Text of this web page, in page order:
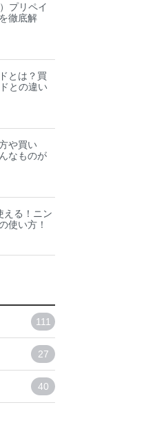
プリペイ
徹底解
とは？買
との違い
や買い
なものが
える！ニン
使い方！
111
27
40